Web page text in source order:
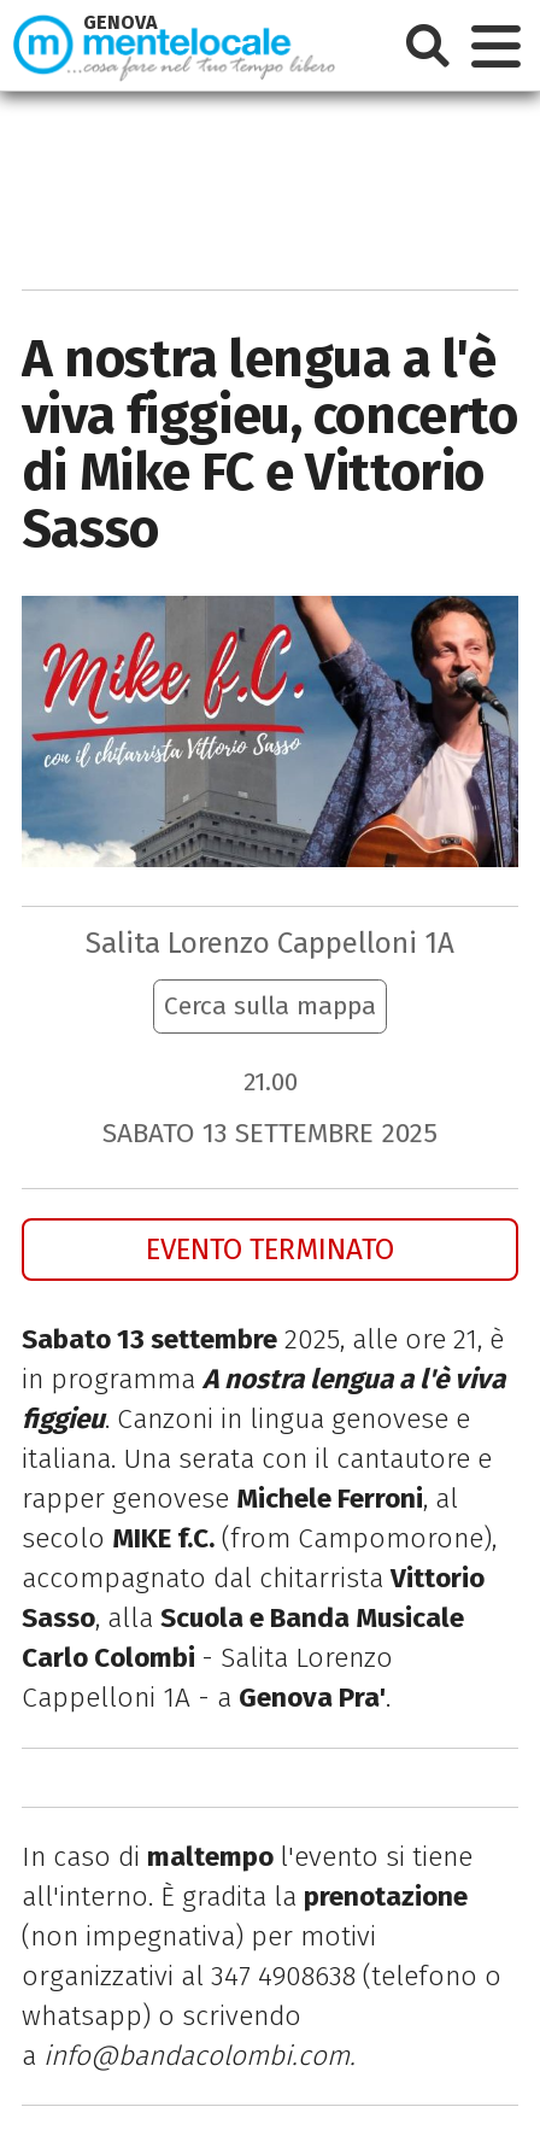
A nostra lengua a l'è
viva figgieu, concerto
di Mike FC e Vittorio
Sasso
Salita Lorenzo Cappelloni 1A
Cerca sulla mappa
21.00
SABATO 13 SETTEMBRE 2025
EVENTO TERMINATO
Sabato 13 settembre2025, alle ore 21, è
in programma A nostra lengua a l'è viva
figgieu. Canzoni in lingua genovese e
italiana. Una serata con il cantautore e
rapper genovese Michele Ferroni, al
secolo MIKE f.C.(from Campomorone),
accompagnato dal chitarristaVittorio
Sasso, alla Scuola e Banda Musicale
Carlo Colombi - Salita Lorenzo
Cappelloni 1A - a Genova Pra'.
In caso di maltempo l'evento si tiene
all'interno. È gradita la prenotazione
(non impegnativa) per motivi
organizzativi al 347 4908638 (telefono o
whatsapp) o scrivendo
a info@bandacolombi.com.
GENOVA